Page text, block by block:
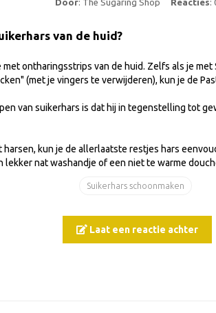
Door: The Sugaring Shop Reacties:
van de huid?
ontharingsstrips van de huid. Zelfs als je
(met je vingers te verwijderen), kun je de
van suikerhars is dat hij in tegenstelling tot
harsen, kun je de allerlaatste restjes hars
lekker nat washandje of een niet te warme
Suikerhars schoonmaken
Laat een reactie achter